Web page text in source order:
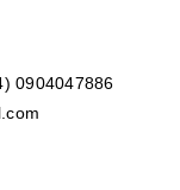
0904047886